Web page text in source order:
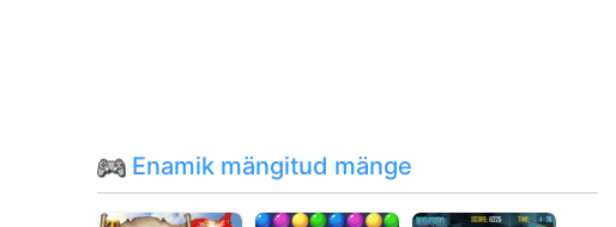
Enamik mängitud mänge